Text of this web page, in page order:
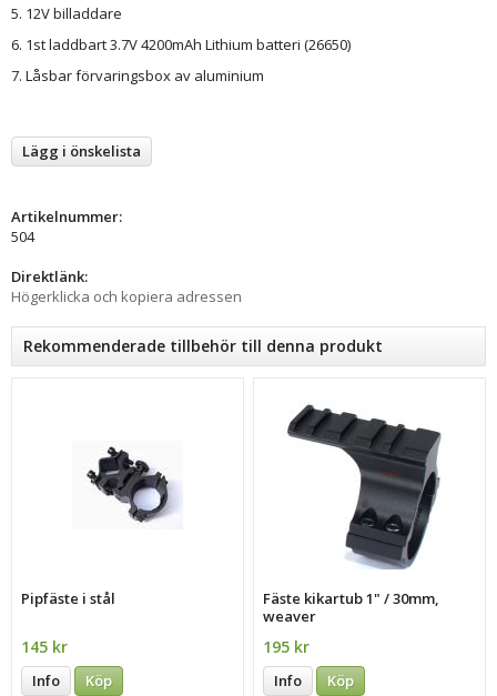
5. 12V billaddare
6. 1st laddbart 3.7V 4200mAh Lithium batteri (26650)
7. Låsbar förvaringsbox av aluminium
Lägg i önskelista
Artikelnummer:
504
Direktlänk:
Högerklicka och kopiera adressen
Rekommenderade tillbehör till denna produkt
Pipfäste i stål
145 kr
Info Köp
Fäste kikartub 1" / 30mm,
weaver
195 kr
Info Köp